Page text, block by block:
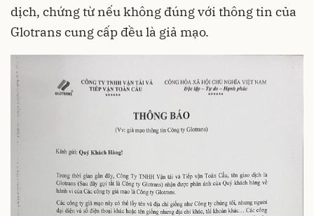
dịch, chứng từ nếu không đúng với thông tin của
Glotrans cung cấp đều là giả mạo.